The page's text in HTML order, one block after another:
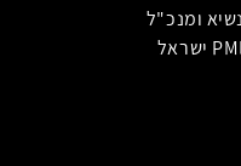
נשיא ומנכ"ל
PMI ישראל